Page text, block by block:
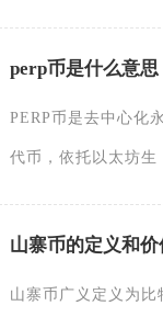
perp币是什么意思
PERP币是去中心化
代币，依托以太坊生
山寨币的定义和
山寨币广义定义为